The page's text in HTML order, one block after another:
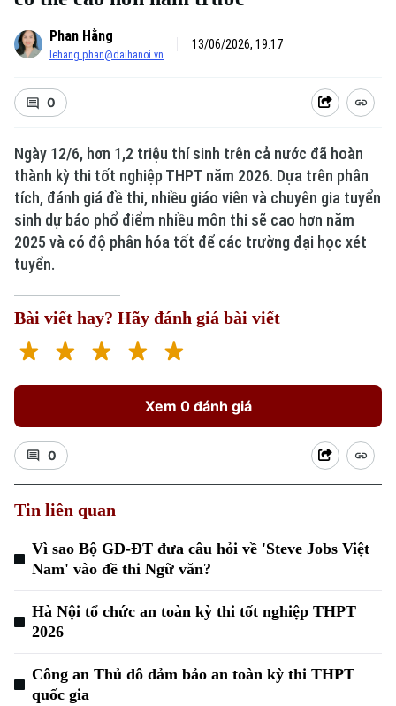
Xu hướng
Phan Hằng
lehang.phan@daihanoi.vn
13/06/2026, 19:17
0
Ngày 12/6, hơn 1,2 triệu thí sinh trên cả nước đã hoàn
thành kỳ thi tốt nghiệp THPT năm 2026. Dựa trên phân
tích, đánh giá đề thi, nhiều giáo viên và chuyên gia tuyển
sinh dự báo phổ điểm nhiều môn thi sẽ cao hơn năm
2025 và có độ phân hóa tốt để các trường đại học xét
tuyển.
Bài viết hay? Hãy đánh giá bài viết
Xem 0 đánh giá
0
Tin liên quan
Vì sao Bộ GD-ĐT đưa câu hỏi về 'Steve Jobs Việt
Nam' vào đề thi Ngữ văn?
Hà Nội tổ chức an toàn kỳ thi tốt nghiệp THPT
2026
Công an Thủ đô đảm bảo an toàn kỳ thi THPT
quốc gia